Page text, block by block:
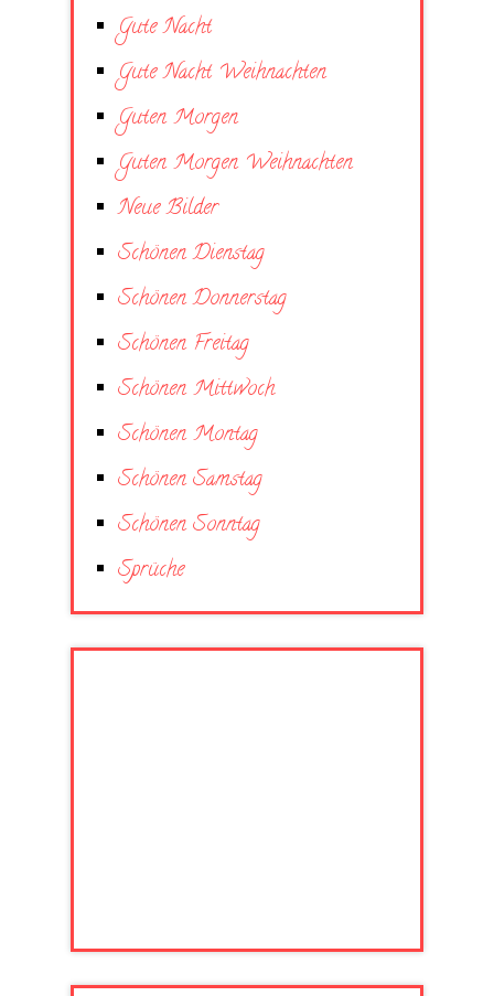
Gute Nacht
Gute Nacht Weihnachten
Guten Morgen
Guten Morgen Weihnachten
Neue Bilder
Schönen Dienstag
Schönen Donnerstag
Schönen Freitag
Schönen Mittwoch
Schönen Montag
Schönen Samstag
Schönen Sonntag
Sprüche